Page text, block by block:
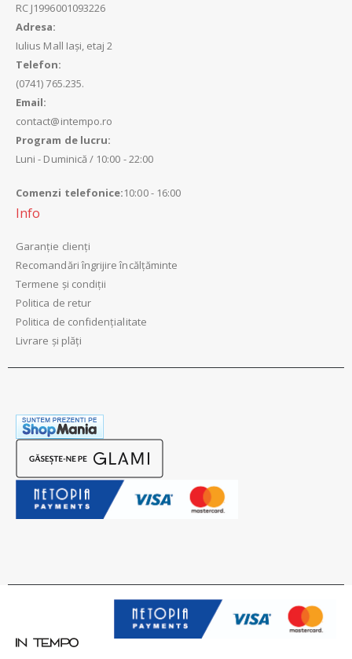
RC J1996001093226
Adresa:
Iulius Mall Iași, etaj 2
Telefon:
(0741) 765.235.
Email:
contact@intempo.ro
Program de lucru:
Luni - Duminică / 10:00 - 22:00
Comenzi telefonice:10:00 - 16:00
Info
Garanție clienți
Recomandări îngrijire încălțăminte
Termene și condiții
Politica de retur
Politica de confidențialitate
Livrare și plăți